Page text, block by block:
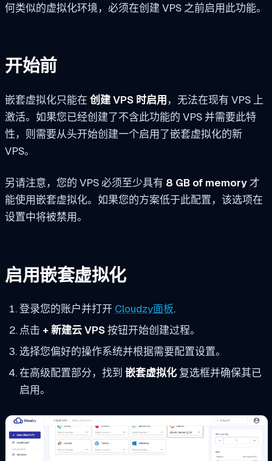
何类似的虚拟化环境，必须在创建 VPS 之前启用此功能。
开始前
嵌套虚拟化只能在 创建 VPS 时启用 ，无法在现有 VPS 上
激活。如果您已经创建了不含此功能的 VPS 并需要此特
性，则需要从头开始创建一个启用了嵌套虚拟化的新
VPS。
另请注意，您的 VPS 必须至少具有 8 GB of memory才
能使用嵌套虚拟化。如果您的方案低于此配置，该选项在
设置中将被禁用。
启用嵌套虚拟化
登录您的账户并打开 Cloudzy面板.
点击 + 新建云 VPS按钮开始创建过程。
选择您偏好的操作系统并根据需要配置设置。
在高级配置部分，找到 嵌套虚拟化复选框并确保其已
启用。